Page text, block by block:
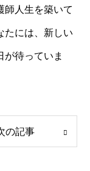
師人生を築いて
たには、新しい
が待っていま
の記事